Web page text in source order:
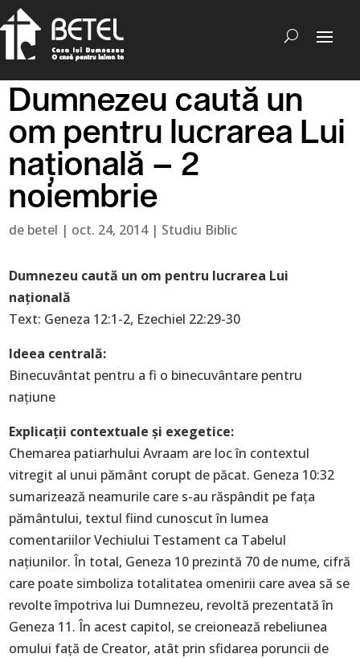
Dumnezeu caută un
om pentru lucrarea Lui
națională – 2
noiembrie
de betel | oct. 24, 2014| Studiu Biblic
Dumnezeu caută un om pentru lucrarea Lui
națională
Text: Geneza 12:1-2, Ezechiel 22:29-30
Ideea centrală:
Binecuvântat pentru a fi o binecuvântare pentru
națiune
Explicaţii contextuale și exegetice:
Chemarea patiarhului Avraam are loc în contextul
vitregit al unui pământ corupt de păcat. Geneza 10:32
sumarizează neamurile care s-au răspândit pe fața
pământului, textul fiind cunoscut în lumea
comentariilor Vechiului Testament ca Tabelul
națiunilor. În total, Geneza 10 prezintă 70 de nume, cifră
care poate simboliza totalitatea omenirii care avea să se
revolte împotriva lui Dumnezeu, revoltă prezentată în
Geneza 11. În acest capitol, se creionează rebeliunea
omului față de Creator, atât prin sfidarea poruncii de